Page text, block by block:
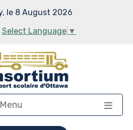
le 8 August 2026
Select Language ▼
Menu